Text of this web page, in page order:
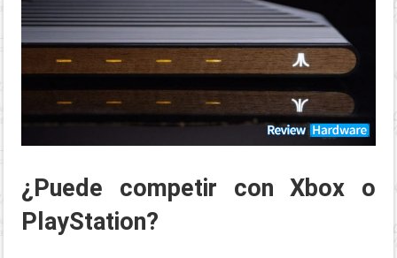
¿Puede competir con Xbox o
PlayStation?